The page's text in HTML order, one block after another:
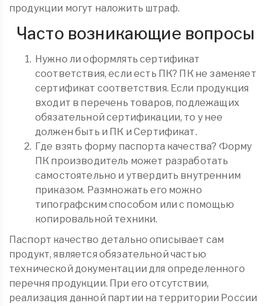
продукции могут наложить штраф.
Часто возникающие вопросы
Нужно ли оформлять сертификат
соответствия, если есть ПК? ПК не заменяет
сертификат соответствия. Если продукция
входит в перечень товаров, подлежащих
обязательной сертификации, то у нее
должен быть и ПК и Сертификат.
Где взять форму паспорта качества? Форму
ПК производитель может разработать
самостоятельно и утвердить внутренним
приказом. Размножать его можно
типографским способом или с помощью
копировальной техники.
Паспорт качество детально описывает сам
продукт, является обязательной частью
технической документации для определенного
перечня продукции. При его отсутствии,
реализация данной партии на территории России